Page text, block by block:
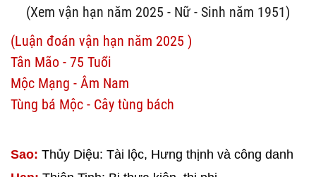
(Xem vận hạn năm 2025 - Nữ - Sinh năm 1951)
(Luận đoán vận hạn năm 2025 )
Tân Mão - 75 Tuổi
Mộc Mạng - Âm Nam
Tùng bá Mộc - Cây tùng bách
Sao: Thủy Diệu: Tài lộc, Hưng thịnh và công danh